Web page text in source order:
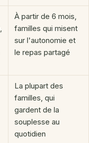
À partir de 6 mois,
familles qui misent
sur l'autonomie et
le repas partagé
La plupart des
familles, qui
gardent de la
souplesse au
quotidien